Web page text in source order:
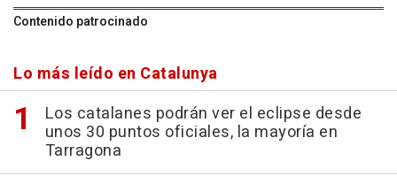
Contenido patrocinado
Lo más leído en Catalunya
Los catalanes podrán ver el eclipse desde
unos 30 puntos oficiales, la mayoría en
Tarragona